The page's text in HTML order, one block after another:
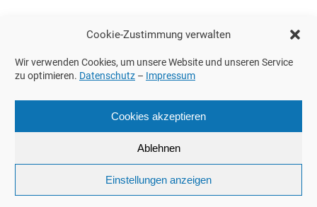
Cookie-Zustimmung verwalten
Wir verwenden Cookies, um unsere Website und unseren Service
zu optimieren. Datenschutz – Impressum
Cookies akzeptieren
Ablehnen
Einstellungen anzeigen